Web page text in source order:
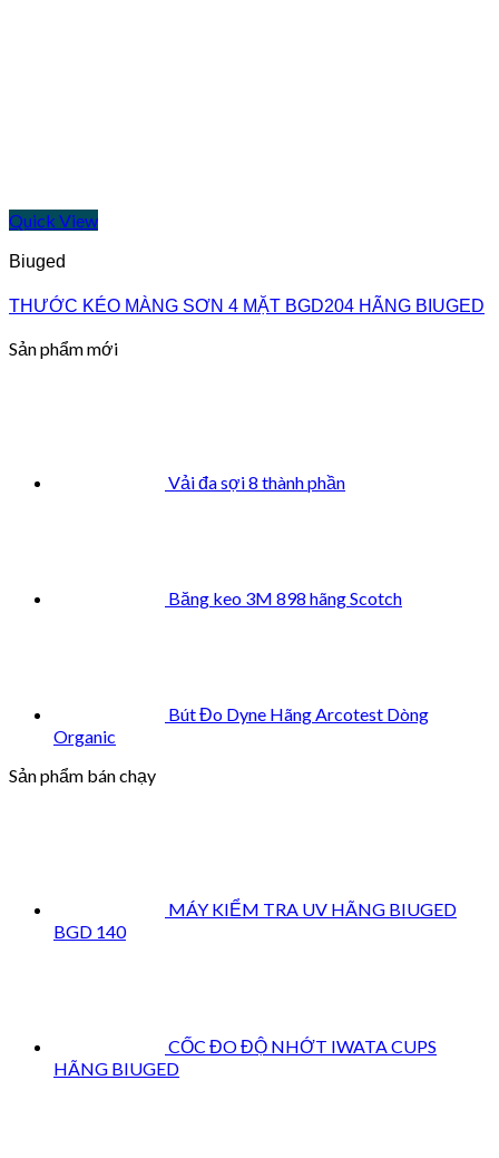
Quick View
Biuged
THƯỚC KÉO MÀNG SƠN 4 MẶT BGD204 HÃNG BIUGED
Sản phẩm mới
Vải đa sợi 8 thành phần
Băng keo 3M 898 hãng Scotch
Bút Đo Dyne Hãng Arcotest Dòng
Organic
Sản phẩm bán chạy
MÁY KIỂM TRA UV HÃNG BIUGED
BGD 140
CỐC ĐO ĐỘ NHỚT IWATA CUPS
HÃNG BIUGED